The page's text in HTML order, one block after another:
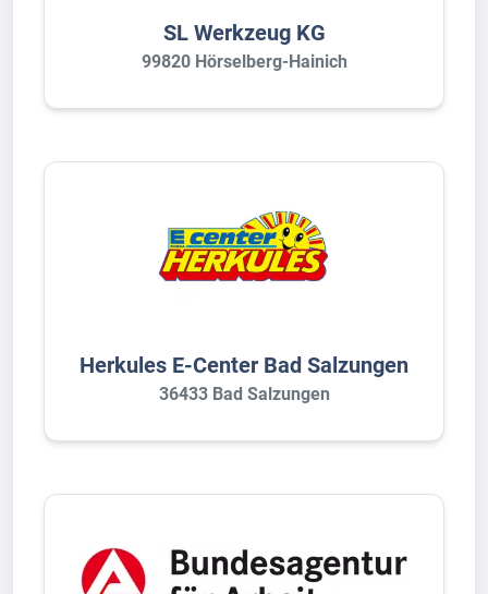
SL Werkzeug KG
99820 Hörselberg-Hainich
Herkules E-Center Bad Salzungen
36433 Bad Salzungen